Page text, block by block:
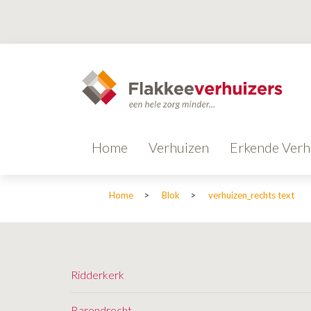
Home Verhuizen Erkende
Home > Blok > verhuizen_rechts text
Ridderkerk